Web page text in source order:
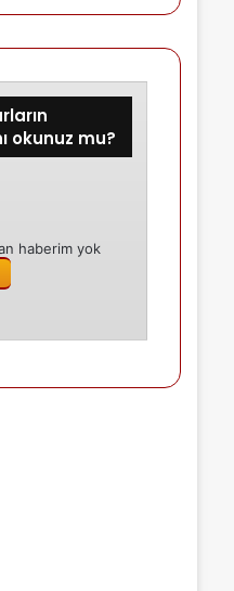
okunuz mu?
haberim yok